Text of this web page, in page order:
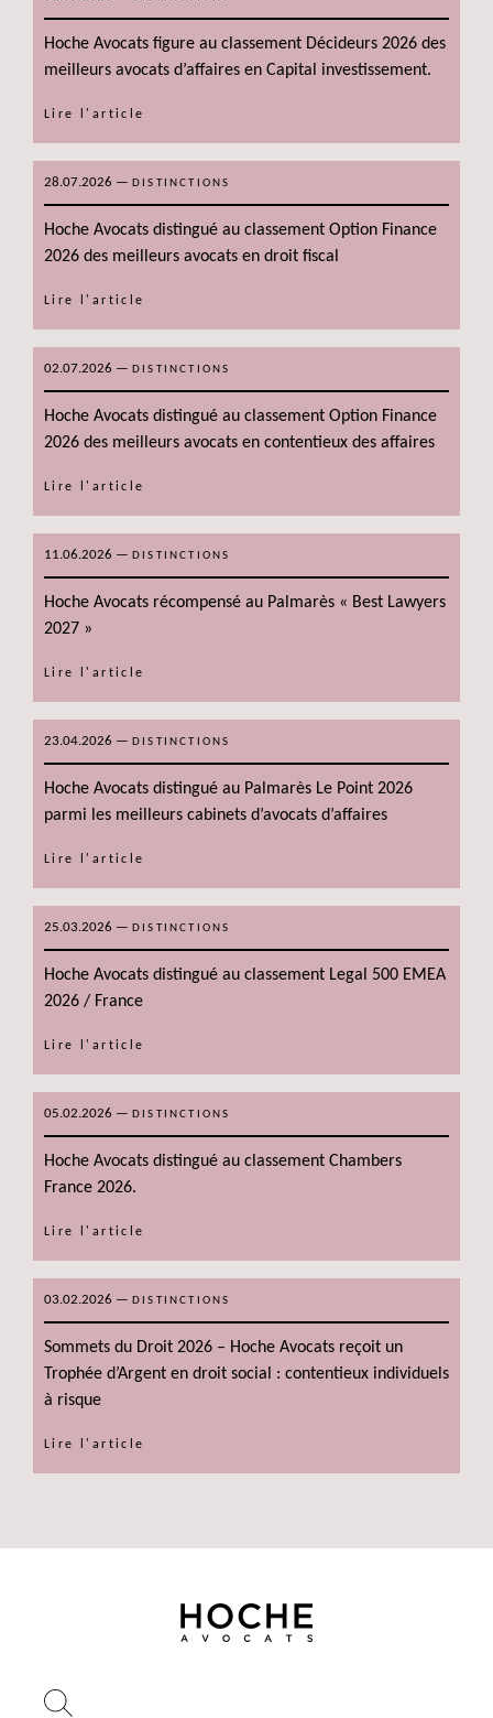
Hoche Avocats figure au classement Décideurs 2026 des
meilleurs avocats d’affaires en Capital investissement.
Lire l'article
28.07.2026 — DISTINCTIONS
Hoche Avocats distingué au classement Option Finance
2026 des meilleurs avocats en droit fiscal
Lire l'article
02.07.2026 — DISTINCTIONS
Hoche Avocats distingué au classement Option Finance
2026 des meilleurs avocats en contentieux des affaires
Lire l'article
11.06.2026 — DISTINCTIONS
Hoche Avocats récompensé au Palmarès « Best Lawyers
2027 »
Lire l'article
23.04.2026 — DISTINCTIONS
Hoche Avocats distingué au Palmarès Le Point 2026
parmi les meilleurs cabinets d’avocats d’affaires
Lire l'article
25.03.2026 — DISTINCTIONS
Hoche Avocats distingué au classement Legal 500 EMEA
2026 / France
Lire l'article
05.02.2026 — DISTINCTIONS
Hoche Avocats distingué au classement Chambers
France 2026.
Lire l'article
03.02.2026 — DISTINCTIONS
Sommets du Droit 2026 – Hoche Avocats reçoit un
Trophée d’Argent en droit social : contentieux individuels
à risque
Lire l'article